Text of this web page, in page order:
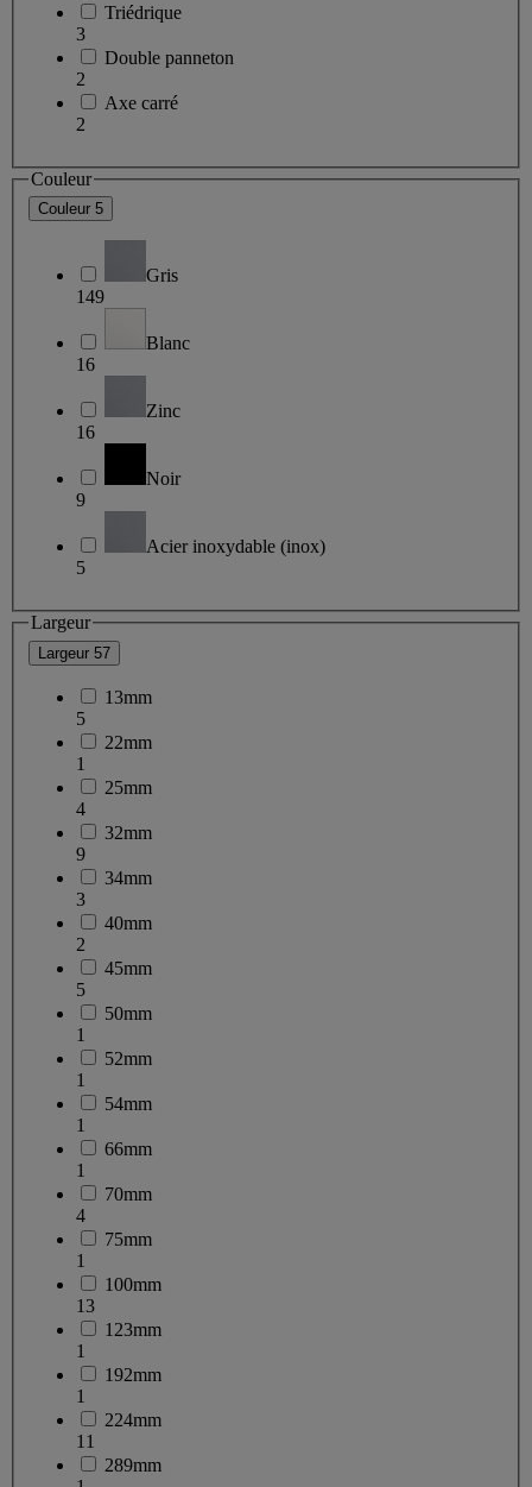
Triédrique
3
Double panneton
2
Axe carré
2
Couleur
Couleur 5
Gris
149
Blanc
16
Zinc
16
Noir
9
Acier inoxydable (inox)
5
Largeur
Largeur 57
13mm
5
22mm
1
25mm
4
32mm
9
34mm
3
40mm
2
45mm
5
50mm
1
52mm
1
54mm
1
66mm
1
70mm
4
75mm
1
100mm
13
123mm
1
192mm
1
224mm
11
289mm